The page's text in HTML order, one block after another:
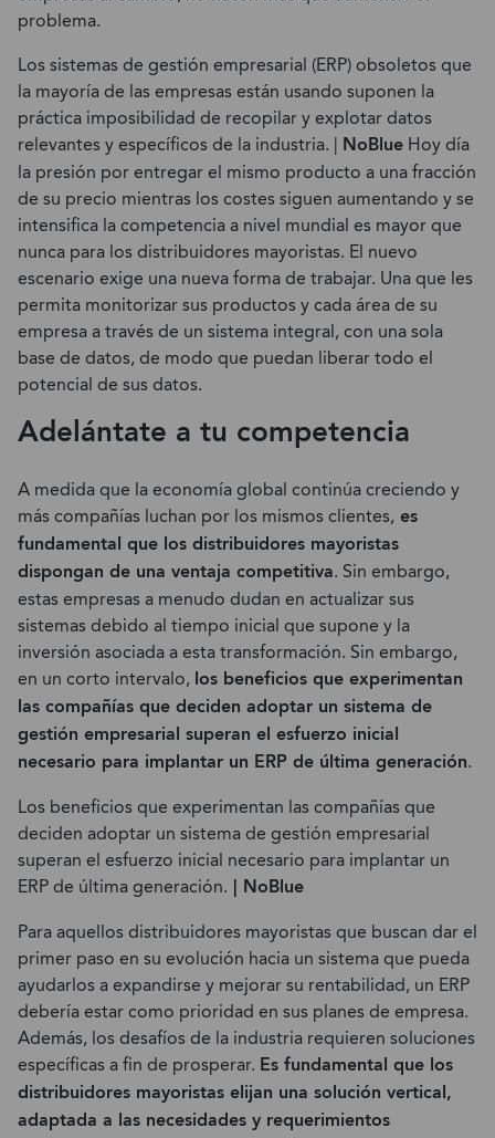
problema.
Los sistemas de gestión empresarial (ERP) obsoletos que
la mayoría de las empresas están usando suponen la
práctica imposibilidad de recopilar y explotar datos
relevantes y específicos de la industria. | NoBlue Hoy día
la presión por entregar el mismo producto a una fracción
de su precio mientras los costes siguen aumentando y se
intensifica la competencia a nivel mundial es mayor que
nunca para los distribuidores mayoristas. El nuevo
escenario exige una nueva forma de trabajar. Una que les
permita monitorizar sus productos y cada área de su
empresa a través de un sistema integral, con una sola
base de datos, de modo que puedan liberar todo el
potencial de sus datos.
Adelántate a tu competencia
A medida que la economía global continúa creciendo y
más compañías luchan por los mismos clientes, es
fundamental que los distribuidores mayoristas
dispongan de una ventaja competitiva. Sin embargo,
estas empresas a menudo dudan en actualizar sus
sistemas debido al tiempo inicial que supone y la
inversión asociada a esta transformación. Sin embargo,
en un corto intervalo, los beneficios que experimentan
las compañías que deciden adoptar un sistema de
gestión empresarial superan el esfuerzo inicial
necesario para implantar un ERP de última generación.
Los beneficios que experimentan las compañías que
deciden adoptar un sistema de gestión empresarial
superan el esfuerzo inicial necesario para implantar un
ERP de última generación. | NoBlue
Para aquellos distribuidores mayoristas que buscan dar el
primer paso en su evolución hacia un sistema que pueda
ayudarlos a expandirse y mejorar su rentabilidad, un ERP
debería estar como prioridad en sus planes de empresa.
Además, los desafíos de la industria requieren soluciones
específicas a fin de prosperar. Es fundamental que los
distribuidores mayoristas elijan una solución vertical,
adaptada a las necesidades y requerimientos